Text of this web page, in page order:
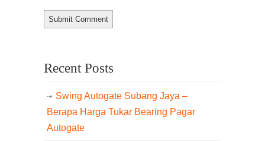
Recent Posts
Swing Autogate Subang Jaya –
Berapa Harga Tukar Bearing Pagar
Autogate